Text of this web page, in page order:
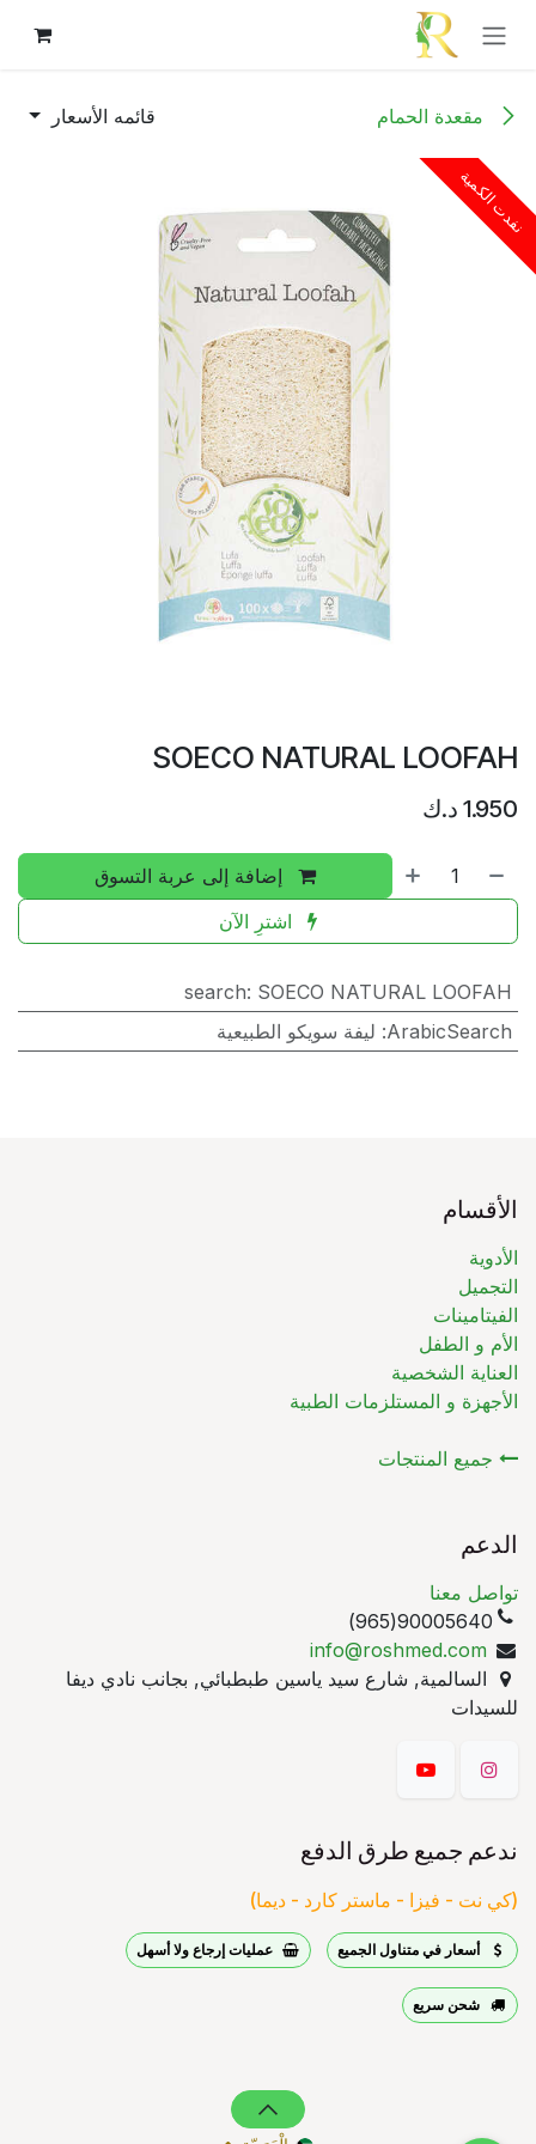
تخطي للذهاب إلى المحتوى
مقعدة الحمام قائمه الأسعار
نفدت الكمية
SOECO NATURAL LOOFAH
1.950 د.ك
إضافة إلى عربة التسوق
اشترِ الآن
search: SOECO NATURAL LOOFAH
ArabicSearch
: ليفة سويكو الطبيعية
الأقسام
الأدوية
التجميل
الفيتامينات
الأم و الطفل
العناية الشخصية
الأجهزة و المستلزمات الطبية
جميع المنتجات
الدعم
تواصل معنا
90005640(965)
info@roshmed.com
السالمية, شارع سيد ياسين طبطبائي, بجانب نادي ديفا
للسيدات
ندعم جميع طرق الدفع
(كي نت - فيزا - ماستر كارد - ديما)
أسعار في متناول الجميع عمليات إرجاع ولا أسهل
شحن سريع